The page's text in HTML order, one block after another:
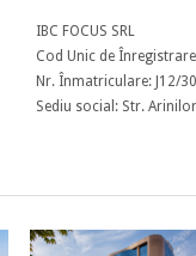
IBC FOCUS SRL
Cod Unic de
Nr. Înmatriculare: J12/
Sediu social: Str.